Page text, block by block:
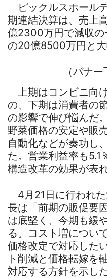
ピックルスホール
期連結決算は、売上
億2300万円で減収
の20億8500万円と大
（バナ
上期はコンビニ向
の、下期は消費者の
の影響で伸び悩んだ
野菜価格の安定や販
自動化などが奏功し
た。営業利益率も5.1
構造改革の効果が表
4月21日に行われ
長は「前期の販促要
は底堅く、今期も緩
る。コスト増につい
価格改定で対応した
ト削減と価格転嫁を
対応する方針を示した